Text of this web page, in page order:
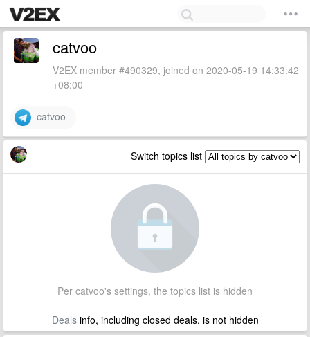
catvoo
V2EX member #490329, joined on 2020-05-19 14:33:42
+08:00
catvoo
Switch topics list
Per catvoo's settings, the topics list is hidden
Dealsinfo, including closed deals, is not hidden